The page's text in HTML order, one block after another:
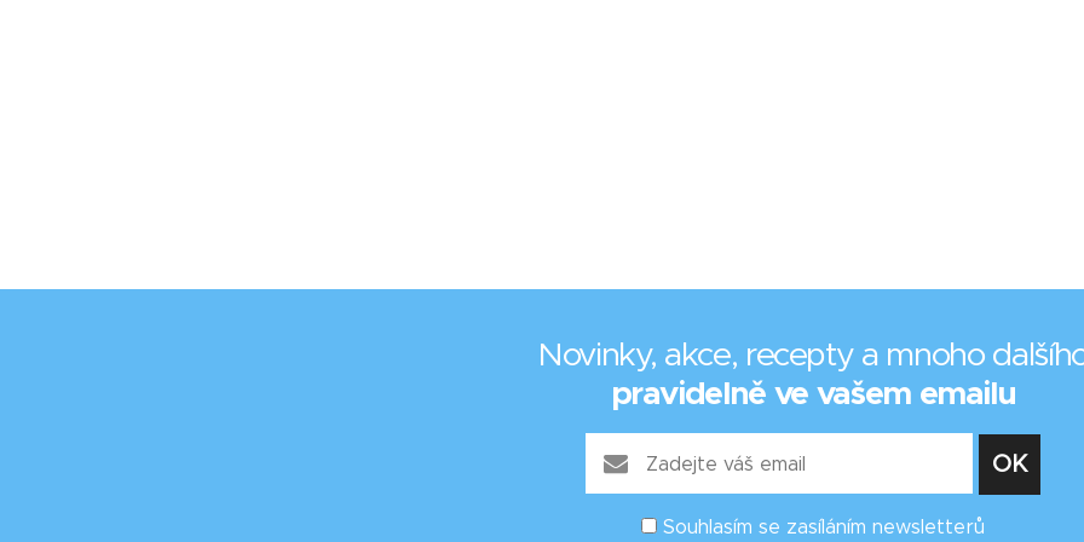
Novinky, akce, recepty a mnoho
pravidelně ve vašem emailu
Souhlasím se zasíláním newsletterů